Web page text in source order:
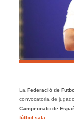
La Federació de
convocatoria de
Campeonato de
fútbol sala